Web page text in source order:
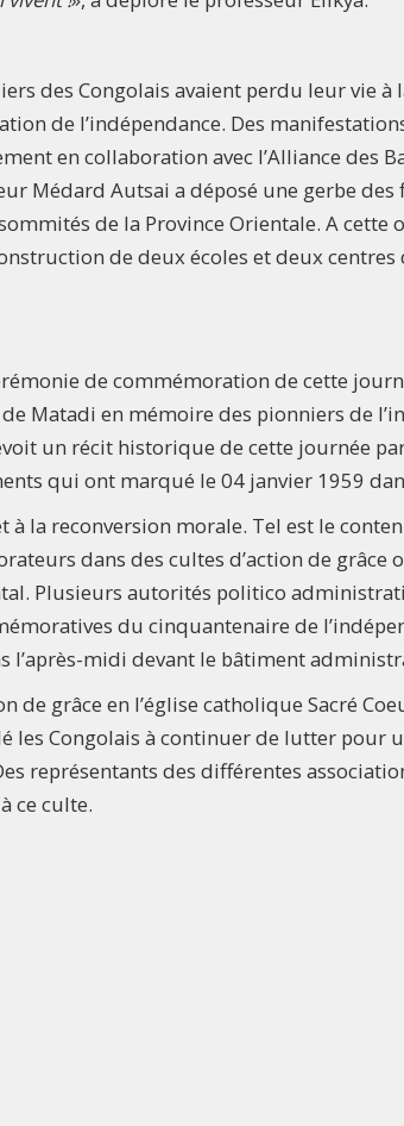
des Congolais avaient perdu leur vie à
de l’indépendance. Des
en collaboration avec l’Alliance des
Médard Autsai a déposé une gerbe
de la Province Orientale. A cette
de deux écoles et deux
de commémoration de cette
Matadi en mémoire des pionniers de
un récit historique de cette journée
qui ont marqué le 04 janvier 1959
la reconversion morale. Tel est le
dans des cultes d’action de grâce
Plusieurs autorités politico
du cinquantenaire de
l’après-midi devant le bâtiment
de grâce en l’église catholique Sacré
les Congolais à continuer de lutter pour
représentants des différentes
ce culte.